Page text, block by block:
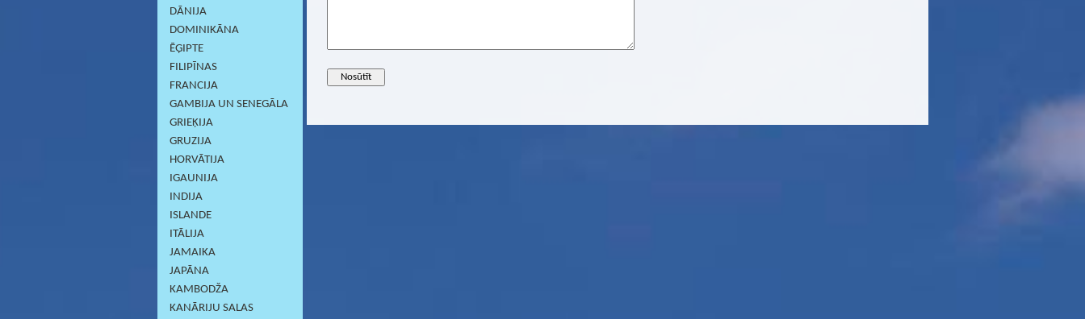
DĀNIJA
DOMINIKĀNA
ĒĢIPTE
FILIPĪNAS
FRANCIJA
GAMBIJA UN SENEGĀLA
GRIEĶIJA
GRUZIJA
HORVĀTIJA
IGAUNIJA
INDIJA
ISLANDE
ITĀLIJA
JAMAIKA
JAPĀNA
KAMBODŽA
KANĀRIJU SALAS